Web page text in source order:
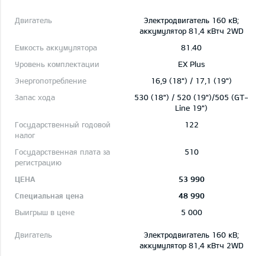
Электродвигатель 160 кВ;
aккумулятор 81,4 кВтч 2WD
81.40
EX Plus
16,9 (18") / 17,1 (19")
530 (18") / 520 (19")/505 (GT-
Line 19")
122
510
53 990
48 990
5 000
Электродвигатель 160 кВ;
aккумулятор 81,4 кВтч 2WD